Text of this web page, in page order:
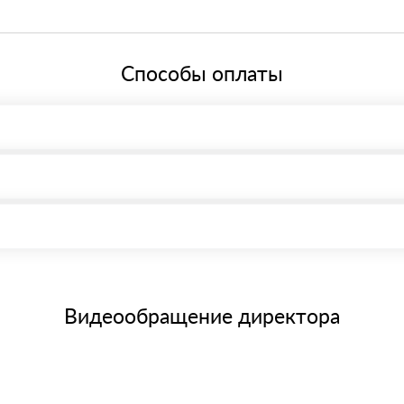
Способы оплаты
через системы электронных платежей.
банковским картам
материала после проверки качества и количества заказанного
Видеообращение директора